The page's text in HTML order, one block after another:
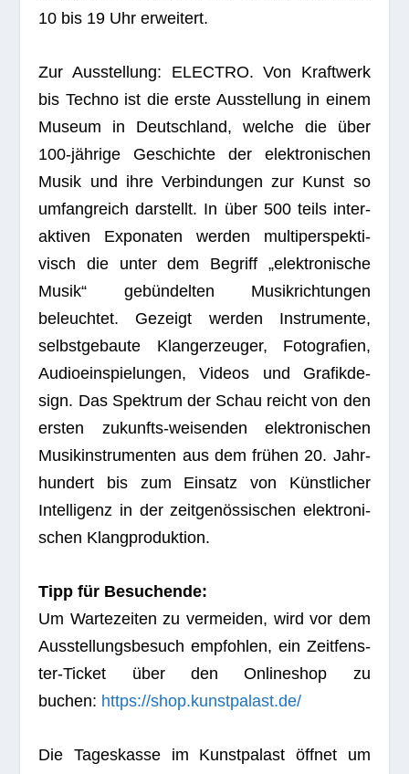
10 bis 19 Uhr erweitert.
Zur Aus­stel­lung: ELECTRO. Von Kraft­werk
bis Techno ist die erste Aus­stel­lung in einem
Museum in Deutsch­land, wel­che die über
100-jäh­rige Geschichte der elek­tro­ni­schen
Musik und ihre Ver­bin­dun­gen zur Kunst so
umfang­reich dar­stellt. In über 500 teils inter­
ak­ti­ven Expo­na­ten wer­den mul­ti­per­spek­ti­
visch die unter dem Begriff „elek­tro­ni­sche
Musik“ gebün­del­ten Musik­rich­tun­gen
beleuch­tet. Gezeigt wer­den Instru­mente,
selbst­ge­baute Klang­er­zeu­ger, Foto­gra­fien,
Audio­ein­spie­lun­gen, Videos und Gra­fik­de­
sign. Das Spek­trum der Schau reicht von den
ers­ten zukunfts-wei­sen­den elek­tro­ni­schen
Musik­in­stru­men­ten aus dem frü­hen 20. Jahr­
hun­dert bis zum Ein­satz von Künst­li­cher
Intel­li­genz in der zeit­ge­nös­si­schen elek­tro­ni­
schen Klangproduktion.
Tipp für Besuchende:
Um War­te­zei­ten zu ver­mei­den, wird vor dem
Aus­stel­lungs­be­such emp­foh­len, ein Zeit­fens­
ter-Ticket über den Online­shop zu
buchen: https://shop.kunstpalast.de/
Die Tages­kasse im Kunst­pa­last öff­net um